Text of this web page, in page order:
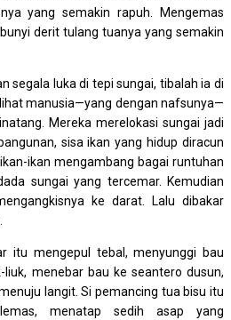
yang semakin rapuh. Mengemas
derit tulang tuanya yang semakin
segala luka di tepi sungai, tibalah ia di
manusia—yang dengan nafsunya—
Mereka merelokasi sungai jadi
sisa ikan yang hidup diracun
ikan mengambang bagai runtuhan
sungai yang tercemar. Kemudian
ke darat. Lalu dibakar
itu mengepul tebal, menyunggi bau
menebar bau ke seantero dusun,
langit. Si pemancing tua bisu itu
menatap sedih asap yang